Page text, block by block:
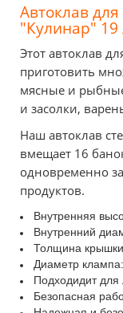
Автоклав
"Кулинар" 19
Этот автоклав
приготовить
мясные и
и засолки,
Наш автоклав
вмещает 16
одновременно
продуктов.
Внутренняя
Внутренний
Толщина
Диаметр
Подходидит для
Безопасная